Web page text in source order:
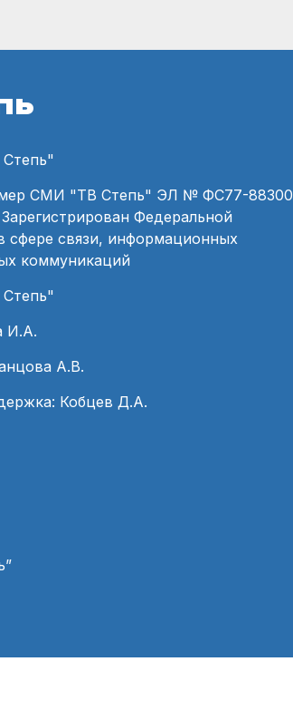
СМИ "ТВ Степь" ЭЛ № ФС77-88300
Федеральной
сфере связи, информационных
коммуникаций
И.А.
А.В.
Кобцев Д.А.